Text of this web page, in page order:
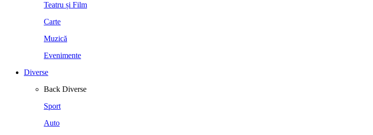
Teatru și Film
Carte
Muzică
Evenimente
Diverse
Back Diverse
Sport
Auto